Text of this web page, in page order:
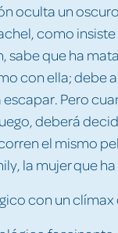
oculta un
como
sabe que ha
con ella; debe
Pero
deberá
el mismo
la mujer que
con un clímax